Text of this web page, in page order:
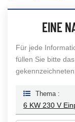
EINE
Für jede
füllen Sie bitte
Thema :